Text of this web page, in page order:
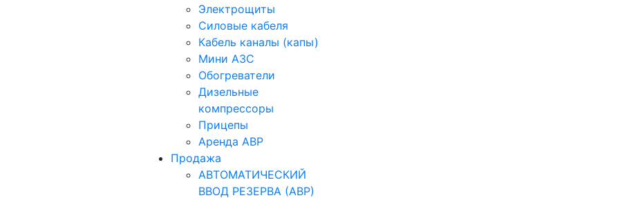
Электрощиты
Силовые кабеля
Кабель каналы (капы)
Мини АЗС
Обогреватели
Дизельные
компрессоры
Прицепы
Аренда АВР
Продажа
АВТОМАТИЧЕСКИЙ
ВВОД РЕЗЕРВА (АВР)